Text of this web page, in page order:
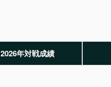
2026年対戦成績